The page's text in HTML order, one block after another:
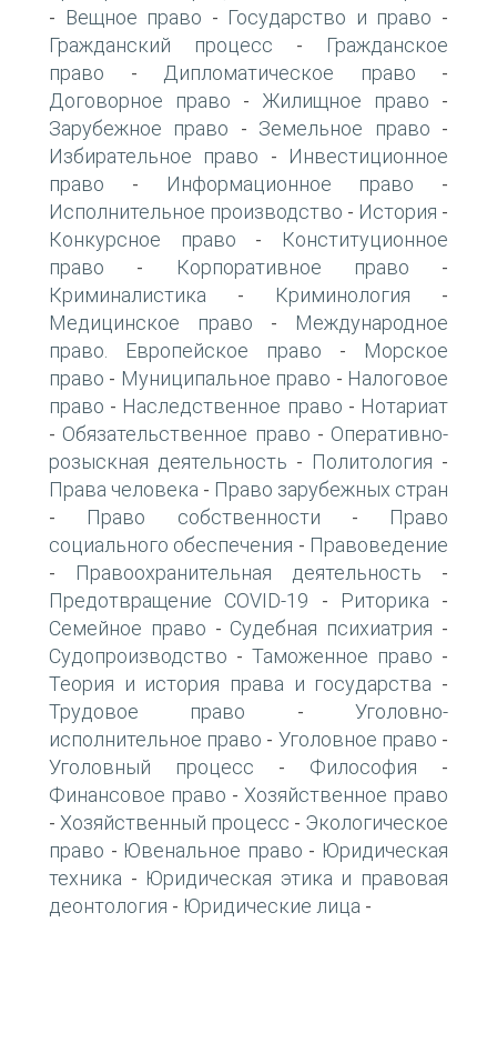
- Вещное право - Государство и право -
Гражданский процесс -
Гражданское
право - Дипломатическое право -
Договорное право - Жилищное право -
Зарубежное право - Земельное право -
Избирательное право -
Инвестиционное
право - Информационное право -
Исполнительное производство - История -
Конкурсное право -
Конституционное
право - Корпоративное право -
Криминалистика - Криминология -
Медицинское право -
Международное
право. Европейское право -
Морское
право - Муниципальное право - Налоговое
право - Наследственное право - Нотариат
- Обязательственное право - Оперативно-
розыскная деятельность - Политология -
Права человека - Право зарубежных стран
- Право собственности -
Право
социального обеспечения - Правоведение
- Правоохранительная деятельность -
Предотвращение COVID-19 - Риторика -
Семейное право - Судебная психиатрия -
Судопроизводство - Таможенное право -
Теория и история права и государства -
Трудовое право -Уголовно-
исполнительное право - Уголовное право -
Уголовный процесс - Философия -
Финансовое право - Хозяйственное право
- Хозяйственный процесс - Экологическое
право - Ювенальное право - Юридическая
техника - Юридическая этика и правовая
деонтология - Юридические лица -